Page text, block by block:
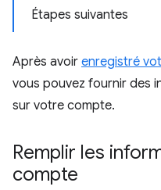
Étapes suivantes
Après avoir enregistré
vous pouvez fournir des
sur votre compte.
Remplir les
compte